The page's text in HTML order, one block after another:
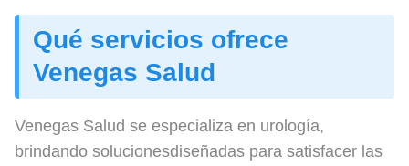
Qué servicios ofrece
Venegas Salud
Venegas Salud se especializa en urología,
brindando solucionesdiseñadas para satisfacer las